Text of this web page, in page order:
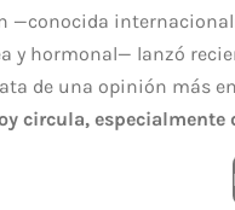
—conocida
y hormonal— lanzó
de una opinión más
circula,